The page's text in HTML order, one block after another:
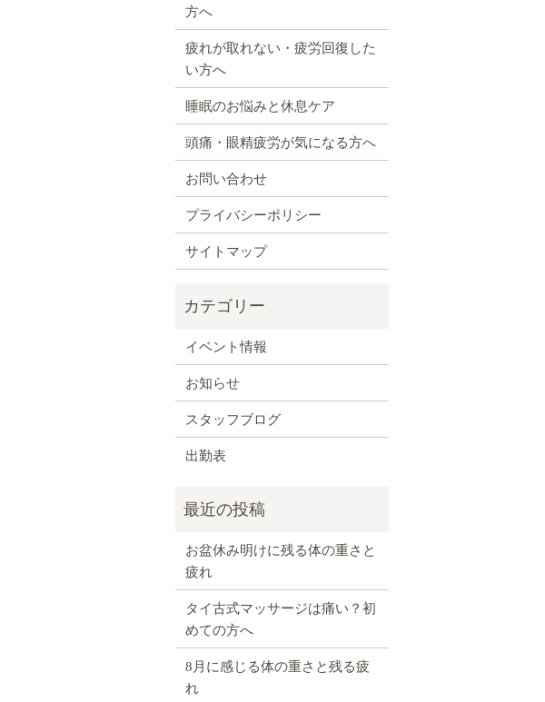
方へ
疲れが取れない・疲労回復した
い方へ
睡眠のお悩みと休息ケア
頭痛・眼精疲労が気になる方へ
お問い合わせ
プライバシーポリシー
サイトマップ
イベント情報
お知らせ
スタッフブログ
出勤表
お盆休み明けに残る体の重さと
疲れ
タイ古式マッサージは痛い？初
めての方へ
8月に感じる体の重さと残る疲
れ